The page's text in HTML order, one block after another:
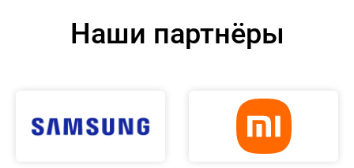
Наши партнёры